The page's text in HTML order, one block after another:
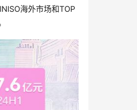
海外市场和TOP